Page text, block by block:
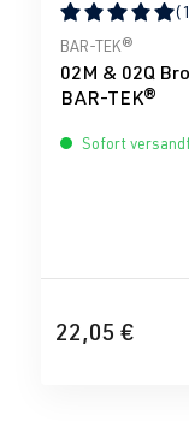
BAR-TEK®
02M & 02Q
BAR-TEK®
Sofort
22,05 €